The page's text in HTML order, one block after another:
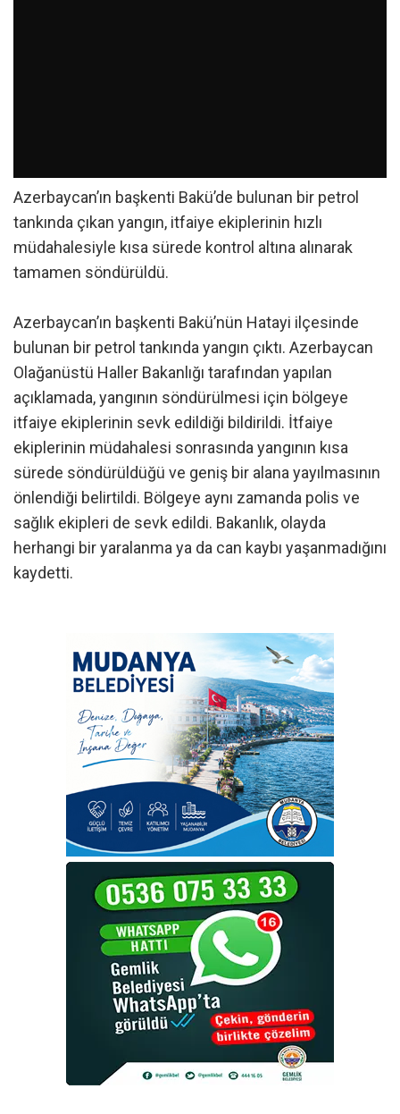
Azerbaycan’ın başkenti Bakü’de bulunan bir petrol
tankında çıkan yangın, itfaiye ekiplerinin hızlı
müdahalesiyle kısa sürede kontrol altına alınarak
tamamen söndürüldü.
Azerbaycan’ın başkenti Bakü’nün Hatayi ilçesinde
bulunan bir petrol tankında yangın çıktı. Azerbaycan
Olağanüstü Haller Bakanlığı tarafından yapılan
açıklamada, yangının söndürülmesi için bölgeye
itfaiye ekiplerinin sevk edildiği bildirildi. İtfaiye
ekiplerinin müdahalesi sonrasında yangının kısa
sürede söndürüldüğü ve geniş bir alana yayılmasının
önlendiği belirtildi. Bölgeye aynı zamanda polis ve
sağlık ekipleri de sevk edildi. Bakanlık, olayda
herhangi bir yaralanma ya da can kaybı yaşanmadığını
kaydetti.